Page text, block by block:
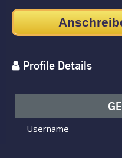
Profile Details
Username